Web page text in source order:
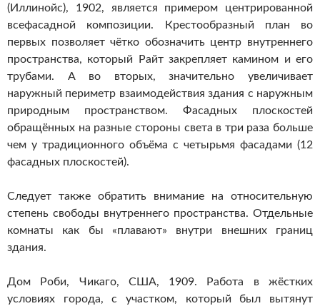
(Иллинойс), 1902, является примером центрированной
всефасадной композиции.
Крестообразный план во
первых позволяет чётко обозначить центр внутреннего
пространства, который Райт закрепляет камином и его
трубами. А во вторых, значительно увеличивает
наружный периметр взаимодействия здания с наружным
природным пространством. Фасадных плоскостей
обращённых на разные стороны света в три раза больше
чем у традиционного объёма с четырьмя фасадами (12
фасадных плоскостей).
Следует также обратить внимание на относительную
степень свободы внутреннего пространства. Отдельные
комнаты как бы «плавают» внутри внешних границ
здания.
Дом Роби, Чикаго, США, 1909. Работа в жёстких
условиях города, с участком, который был вытянут